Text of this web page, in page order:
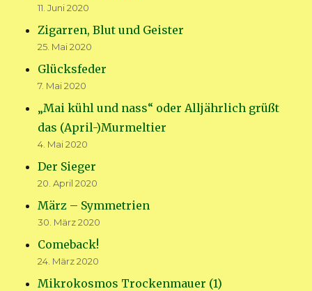
11. Juni 2020
Zigarren, Blut und Geister
25. Mai 2020
Glücksfeder
7. Mai 2020
„Mai kühl und nass“ oder Alljährlich grüßt
das (April-)Murmeltier
4. Mai 2020
Der Sieger
20. April 2020
März – Symmetrien
30. März 2020
Comeback!
24. März 2020
Mikrokosmos Trockenmauer (1)